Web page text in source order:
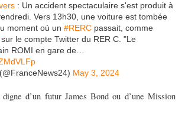
: Un accident spectaculaire s'est produit à
Vers 13h30, une voiture est tombée
moment où un #RERC passait, comme
sur le compte Twitter du RER C. "Le
ROMI en gare de…
May 3, 2024
d’un futur James Bond ou d’une Mission